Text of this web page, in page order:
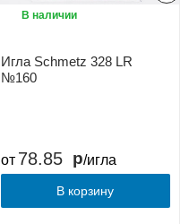
Игла Schmetz 328 LR
№160
В наличии
от 78.85 /игла
В корзину